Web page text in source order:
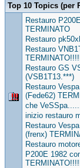
Top 10 Topics (per
Restauro
TERMINATO
Restauro
Restauro
Restauro GS
(VSB1T13.***)
Restauro
(Fede62)
che
inizio restauro
Restauro
(frenx)
Restauro
P200E 1982